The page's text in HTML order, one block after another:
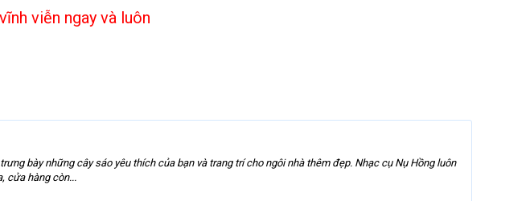
viễn ngay và luôn
bày những cây sáo yêu thích của bạn và trang trí cho ngôi nhà thêm đẹp. Nhạc cụ Nụ Hồng luôn
cửa hàng còn...